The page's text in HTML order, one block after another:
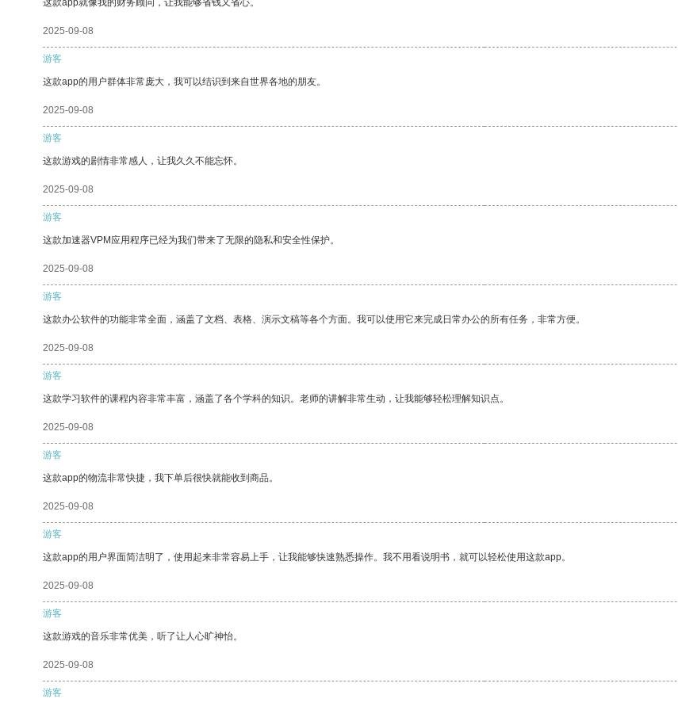
这款app就像我的财务顾问，让我能够省钱又省心。
2025-09-08
游客
这款app的用户群体非常庞大，我可以结识到来自世界各地的朋友。
2025-09-08
游客
这款游戏的剧情非常感人，让我久久不能忘怀。
2025-09-08
游客
这款加速器VPM应用程序已经为我们带来了无限的隐私和安全性保护。
2025-09-08
游客
这款办公软件的功能非常全面，涵盖了文档、表格、演示文稿等各个方面。我可以使用它来完成日常办公的所有任务，非常方便。
2025-09-08
游客
这款学习软件的课程内容非常丰富，涵盖了各个学科的知识。老师的讲解非常生动，让我能够轻松理解知识点。
2025-09-08
游客
这款app的物流非常快捷，我下单后很快就能收到商品。
2025-09-08
游客
这款app的用户界面简洁明了，使用起来非常容易上手，让我能够快速熟悉操作。我不用看说明书，就可以轻松使用这款app。
2025-09-08
游客
这款游戏的音乐非常优美，听了让人心旷神怡。
2025-09-08
游客